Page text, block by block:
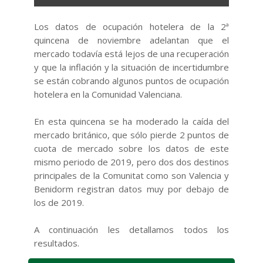
Los datos de ocupación hotelera de la 2ª
quincena de noviembre adelantan que el
mercado todavía está lejos de una recuperación
y que la inflación y la situación de incertidumbre
se están cobrando algunos puntos de ocupación
hotelera en la Comunidad Valenciana.
En esta quincena se ha moderado la caída del
mercado británico, que sólo pierde 2 puntos de
cuota de mercado sobre los datos de este
mismo periodo de 2019, pero dos dos destinos
principales de la Comunitat como son Valencia y
Benidorm registran datos muy por debajo de
los de 2019.
A continuación les detallamos todos los
resultados.